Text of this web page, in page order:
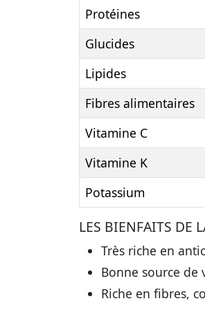
Protéines
Glucides
Lipides
Fibres alimentaires
Vitamine C
Vitamine K
Potassium
LES BIENFAITS DE
Très riche en
Bonne source de
Riche en fibres,